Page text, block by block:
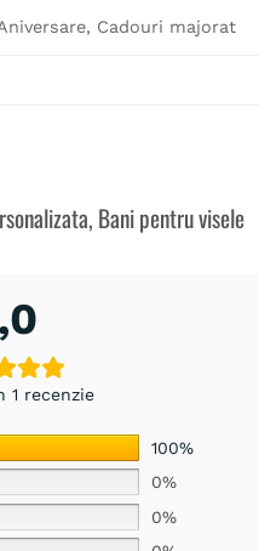
Cadouri majorat
Bani pentru visele
1 recenzie
100%
0%
0%